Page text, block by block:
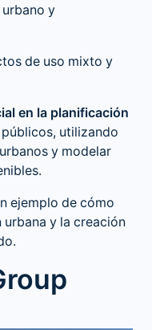
y
de uso mixto y
en la planificación
utilizando
y modelar
ejemplo de cómo
y la creación